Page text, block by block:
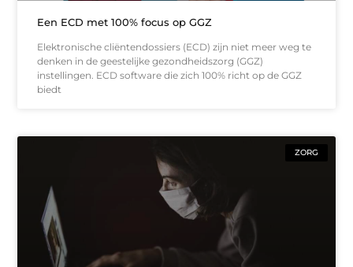
Een ECD met 100% focus op GGZ
Elektronische cliëntendossiers (ECD) zijn niet meer weg te
denken in de geestelijke gezondheidszorg (GGZ)
instellingen. ECD software die zich 100% richt op de GGZ
biedt
ZORG